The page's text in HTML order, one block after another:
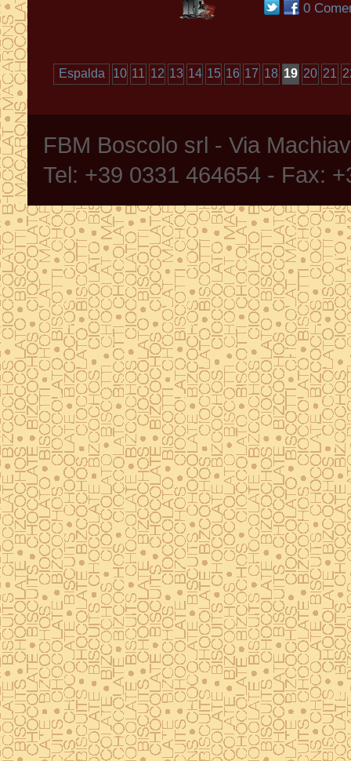
0
Espalda 10 11 12 13 14 15 16 17 18 19 20 21
FBM Boscolo srl - Via
Tel: +39 0331 464654 - Fax: